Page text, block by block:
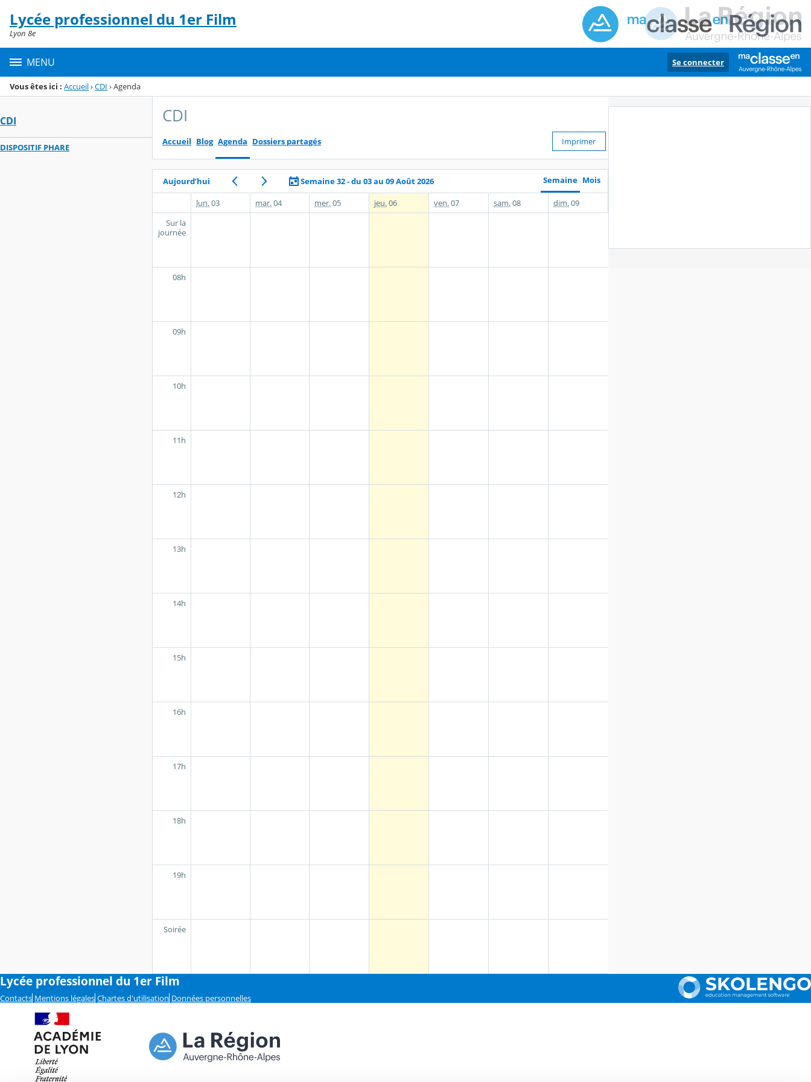
Menu de la rubrique
Contenu
Lycée professionnel du 1er Film
Lyon 8e
MENU Se connecter
Vous êtes ici : Accueil›CDI ›Agenda
CDI
DISPOSITIF PHARE
CDI
Accueil Blog Agenda Dossiers partagés Imprimer
Aujourd’hui Semaine 32 - du 03 au 09 Août 2026 Semaine Mois
lun.03 mar.04 mer.05 jeu.06 ven.07 sam.08 dim.09
Sur la
journée
08h
09h
10h
11h
12h
13h
14h
15h
16h
17h
18h
19h
Soirée
Lycée professionnel du 1er Film
Contacts Mentions légales Chartes d'utilisation Données personnelles